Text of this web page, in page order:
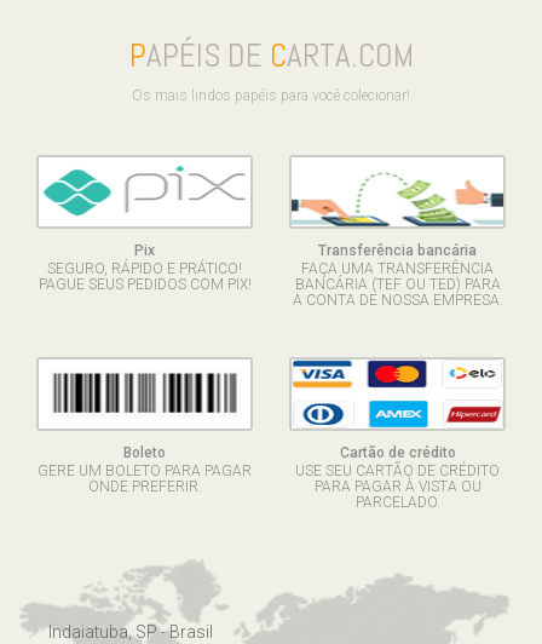
PAPÉIS DE CARTA.COM
Os mais lindos papéis para você colecionar!
Pix
SEGURO, RÁPIDO E PRÁTICO!
PAGUE SEUS PEDIDOS COM PIX!
Transferência bancária
FAÇA UMA TRANSFERÊNCIA
BANCÁRIA (TEF OU TED) PARA
A CONTA DE NOSSA EMPRESA.
Boleto
GERE UM BOLETO PARA PAGAR
ONDE PREFERIR.
Cartão de crédito
USE SEU CARTÃO DE CRÉDITO
PARA PAGAR À VISTA OU
PARCELADO.
Indaiatuba, SP - Brasil